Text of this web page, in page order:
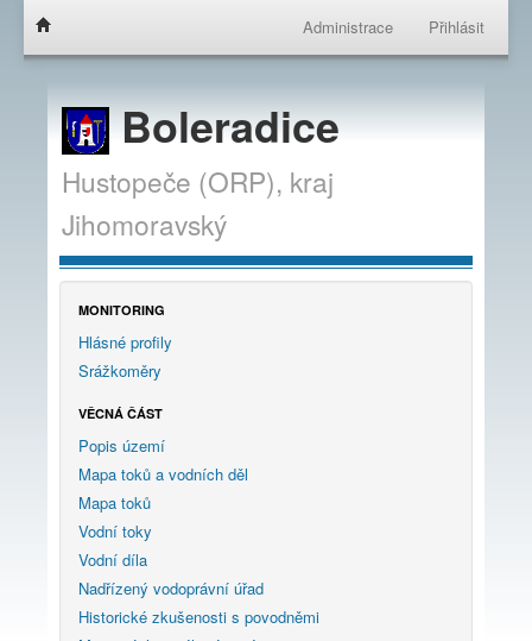
Administrace Přihlásit
Boleradice
Hustopeče (ORP), kraj
Jihomoravský
MONITORING
Hlásné profily
Srážkoměry
VĚCNÁ ČÁST
Popis území
Mapa toků a vodních děl
Mapa toků
Vodní toky
Vodní díla
Nadřízený vodoprávní úřad
Historické zkušenosti s povodněmi